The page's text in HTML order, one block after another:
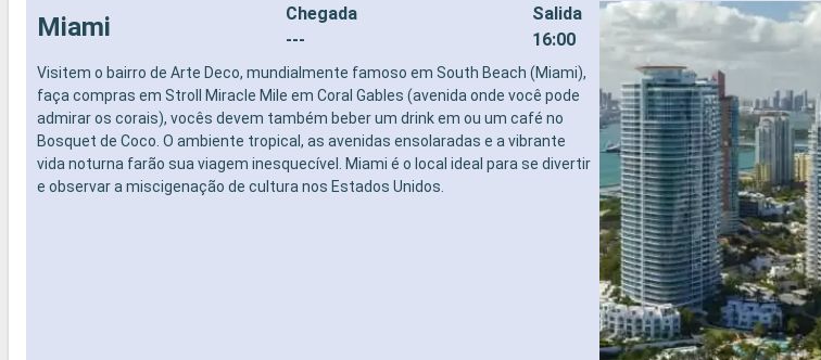
Miami
Chegada
---
Salida
16:00
Visitem o bairro de Arte Deco, mundialmente famoso em South Beach (Miami),
faça compras em Stroll Miracle Mile em Coral Gables (avenida onde você pode
admirar os corais), vocês devem também beber um drink em ou um café no
Bosquet de Coco. O ambiente tropical, as avenidas ensolaradas e a vibrante
vida noturna farão sua viagem inesquecível. Miami é o local ideal para se divertir
e observar a miscigenação de cultura nos Estados Unidos.